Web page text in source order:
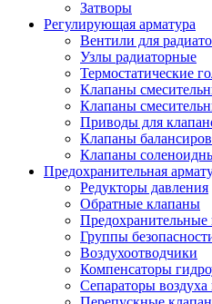
Затворы
Регулирующая арматура
Вентили для
Узлы радиаторные
Термостатические
Клапаны
Клапаны
Приводы для
Клапаны
Клапаны
Предохранительная
Редукторы давления
Обратные клапаны
Предохранительные
Группы
Воздухоотводчики
Компенсаторы
Сепараторы